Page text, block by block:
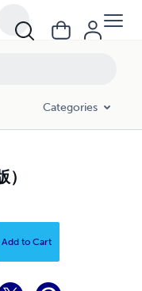
Categories
Add to Cart